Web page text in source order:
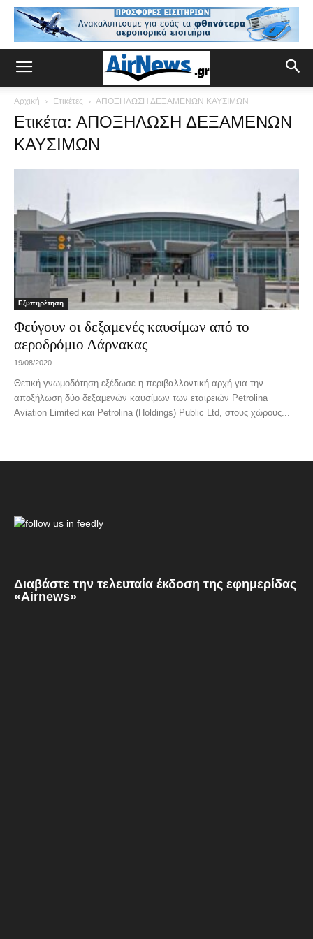
Αρχική Ετικέτες ΑΠΟΞΗΛΩΣΗ ΔΕΞΑΜΕΝΩΝ ΚΑΥΣΙΜΩΝ
Ετικέτα: ΑΠΟΞΗΛΩΣΗ ΔΕΞΑΜΕΝΩΝ
ΚΑΥΣΙΜΩΝ
Εξυπηρέτηση
Φεύγουν οι δεξαμενές καυσίμων από το
αεροδρόμιο Λάρνακας
19/08/2020
Θετική γνωμοδότηση εξέδωσε η περιβαλλοντική αρχή για την
αποξήλωση δύο δεξαμενών καυσίμων των εταιρειών Petrolina
Aviation Limited και Petrolina (Holdings) Public Ltd, στους χώρους...
Διαβάστε την τελευταία έκδοση της εφημερίδας
«Airnews»